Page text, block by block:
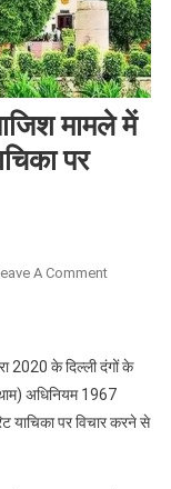
मामले में
पर
A CommentOn
दिल्ली
दंगों
की
2020 के दिल्ली दंगों के
अधिनियम 1967
याचिका पर विचार करने से